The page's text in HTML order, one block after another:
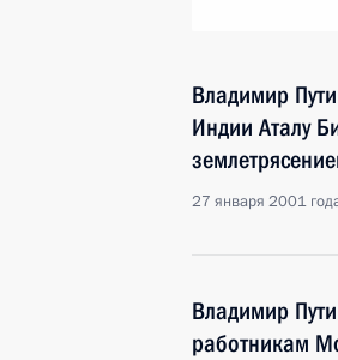
Владимир
Индии Аталу
27 января 2001
Владимир
работникам